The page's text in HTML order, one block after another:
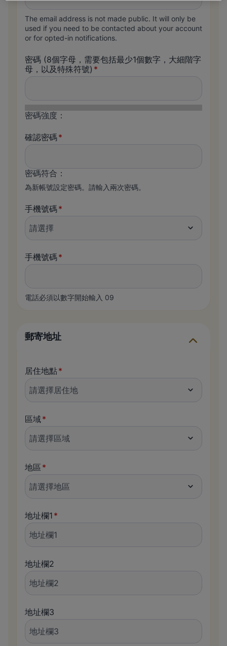
The email address is not made public. It will only be
used if you need to be contacted about your account
or for opted-in notifications.
密碼 (8個字母，需要包括最少1個數字，大細階字
母，以及特殊符號)
密碼強度：
確認密碼
密碼符合：
為新帳號設定密碼。請輸入兩次密碼。
手機號碼
手機號碼
電話必須以數字開始輸入 09
郵寄地址
居住地點
區域
地區
地址欄1
地址欄2
地址欄3